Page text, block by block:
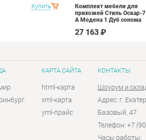
Купить
Комплект мебели для
прихожей Стиль Оскар-7
А Модена 1 Дуб сонома
27 163 ₽
КАРТА САЙТА
html-карта
xml-карта
yml-прайс
КОНТАКТЫ
Шоурум и
Адрес: г.
Базовый, 47
Телефон: +7
Часы работы: